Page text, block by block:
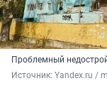
Проблемный
Источник: Yandex.ru /